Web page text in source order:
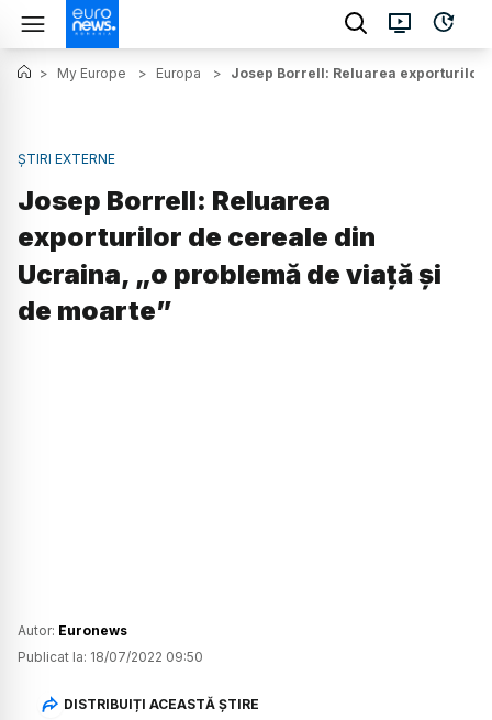
> My Europe > Europa > Josep Borrell: Reluarea exporturilor
ȘTIRI EXTERNE
Josep Borrell: Reluarea
exporturilor de cereale din
Ucraina, „o problemă de viaţă şi
de moarte”
Autor: Euronews
Publicat la: 18/07/2022 09:50
DISTRIBUIȚI ACEASTĂ ȘTIRE